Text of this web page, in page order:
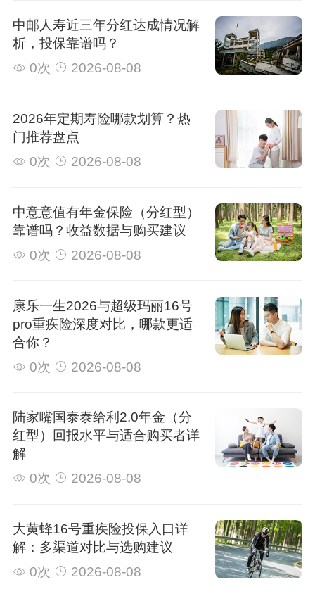
中邮人寿近三年分红达成情况解
析，投保靠谱吗？
0次
2026-08-08
2026年定期寿险哪款划算？热
门推荐盘点
0次
2026-08-08
中意意值有年金保险（分红型）
靠谱吗？收益数据与购买建议
0次
2026-08-08
康乐一生2026与超级玛丽16号
pro重疾险深度对比，哪款更适
合你？
0次
2026-08-08
陆家嘴国泰泰给利2.0年金（分
红型）回报水平与适合购买者详
解
0次
2026-08-08
大黄蜂16号重疾险投保入口详
解：多渠道对比与选购建议
0次
2026-08-08